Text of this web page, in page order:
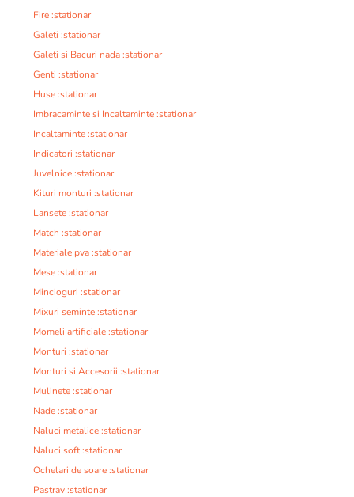
Fire :stationar
Galeti :stationar
Galeti si Bacuri nada :stationar
Genti :stationar
Huse :stationar
Imbracaminte si Incaltaminte :stationar
Incaltaminte :stationar
Indicatori :stationar
Juvelnice :stationar
Kituri monturi :stationar
Lansete :stationar
Match :stationar
Materiale pva :stationar
Mese :stationar
Mincioguri :stationar
Mixuri seminte :stationar
Momeli artificiale :stationar
Monturi :stationar
Monturi si Accesorii :stationar
Mulinete :stationar
Nade :stationar
Naluci metalice :stationar
Naluci soft :stationar
Ochelari de soare :stationar
Pastrav :stationar